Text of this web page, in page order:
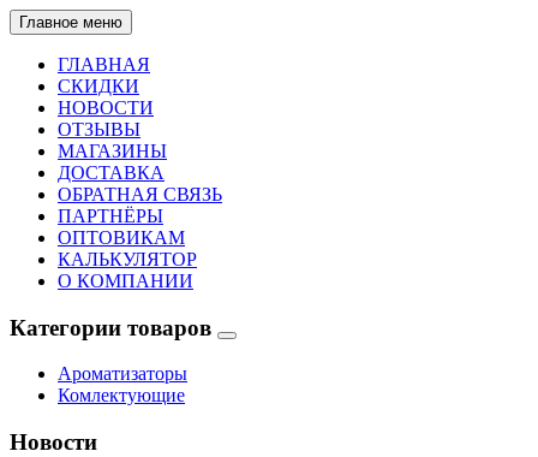
Главное меню
ГЛАВНАЯ
СКИДКИ
НОВОСТИ
ОТЗЫВЫ
МАГАЗИНЫ
ДОСТАВКА
ОБРАТНАЯ СВЯЗЬ
ПАРТНЁРЫ
ОПТОВИКАМ
КАЛЬКУЛЯТОР
О КОМПАНИИ
Категории товаров
Ароматизаторы
Комлектующие
Новости